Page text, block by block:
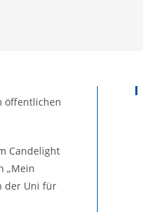
öffentlichen
Candelight
„Mein
der Uni für